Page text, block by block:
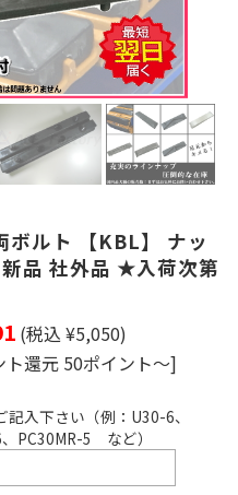
ボルト 【KBL】 ナッ
品 社外品 ★入荷次第
(税込 ¥5,050)
ト還元 50ポイント～]
記入下さい（例：U30-6、
PC30MR-5 など）